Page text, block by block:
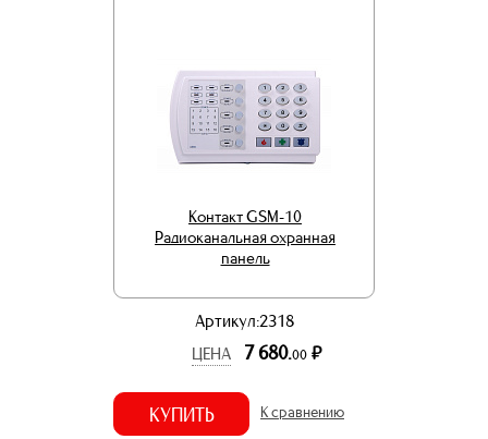
Контакт GSM-10
Радиоканальная охранная
панель
Артикул:2318
ЦЕНА
7 680.00 р.
КУПИТЬ К сравнению